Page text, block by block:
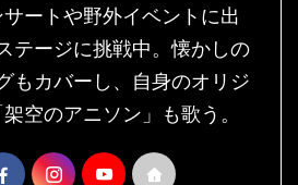
ートや野外イベントに出
テージに挑戦中。懐かしの
もカバーし、自身のオリジ
空のアニソン」も歌う。